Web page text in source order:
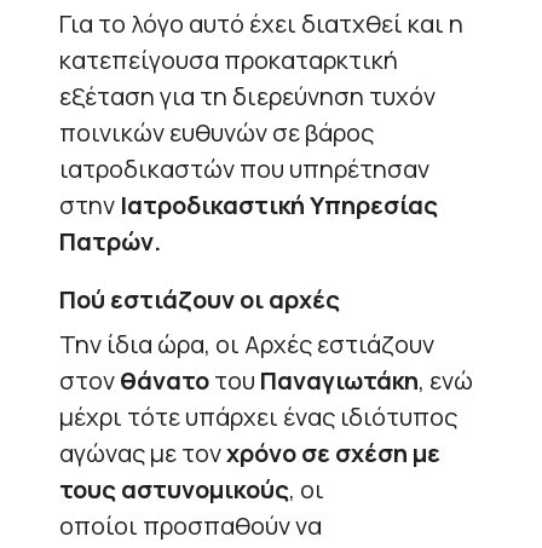
Για το λόγο αυτό έχει διατχθεί και η
κατεπείγουσα προκαταρκτική
εξέταση για τη διερεύνηση τυχόν
ποινικών ευθυνών σε βάρος
ιατροδικαστών που υπηρέτησαν
στην Ιατροδικαστική Υπηρεσίας
Πατρών.
Πού εστιάζουν οι αρχές
Την ίδια ώρα, οι Αρχές εστιάζουν
στονθάνατοτου Παναγιωτάκη, ενώ
μέχρι τότε υπάρχει ένας ιδιότυπος
αγώνας με τονχρόνο σε σχέση με
τους αστυνομικούς, οι
οποίοι προσπαθούν να